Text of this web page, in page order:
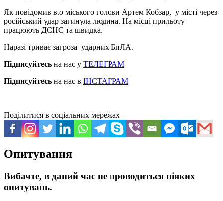
Як повідомив в.о міського голови Артем Кобзар, у місті через
російський удар загинула людина. На місці прильоту
працюють ДСНС та швидка.
Наразі триває загроза ударних БпЛА.
Підписуйтесь на нас у ТЕЛЕГРАМ
Підписуйтесь на нас в ІНСТАГРАМ
Поділитися в соціальних мережах
Опитування
Вибачте, в даний час не проводиться ніяких
опитувань.